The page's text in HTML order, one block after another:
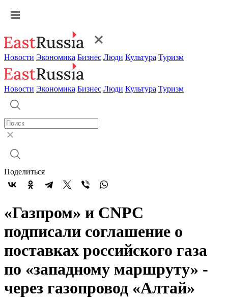
Новости Экономика Бизнес Люди Культура Туризм
Новости Экономика Бизнес Люди Культура Туризм
Поделиться
«Газпром» и CNPC
подписали соглашение о
поставках российского газа
по «западному маршруту» -
через газопровод «Алтай»